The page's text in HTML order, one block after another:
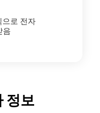
으로 전자
음
정보